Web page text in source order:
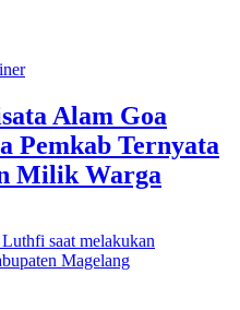
Alam Goa
Pemkab Ternyata
Milik Warga